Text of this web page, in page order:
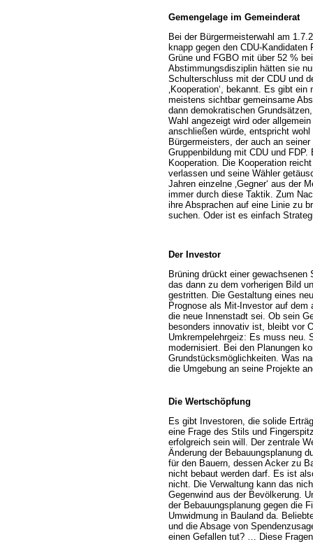
Gemengelage im Gemeinderat
Bei der Bürgermeisterwahl am
knapp gegen den CDU-
Grüne und FGBO mit über 52 %
Abstimmungsdisziplin hätten sie
Schulterschluss mit der CDU und
‚Kooperation‘, bekannt. Es gibt
meistens sichtbar gemeinsame
dann demokratischen
Wahl angezeigt wird oder
anschließen würde, entspricht
Bürgermeisters, der auch an
Gruppenbildung mit CDU und
Kooperation. Die Kooperation
verlassen und seine Wähler
Jahren einzelne ‚Gegner‘ aus der
immer durch diese Taktik. Zum
ihre Absprachen auf eine Linie zu
suchen. Oder ist es einfach
Der Investor
Brüning drückt einer
das dann zu dem vorherigen Bild
gestritten. Die Gestaltung eines
Prognose als Mit-Investor auf
die neue Innenstadt sei. Ob sein
besonders innovativ ist, bleibt vor
Umkrempelehrgeiz: Es muss neu.
modernisiert. Bei den Planungen
Grundstücksmöglichkeiten. Was
die Umgebung an seine Projekte
Die Wertschöpfung
Es gibt Investoren, die solide
eine Frage des Stils und
erfolgreich sein will. Der zentrale
Änderung der Bebauungsplanung
für den Bauern, dessen Acker zu
nicht bebaut werden darf. Es ist
nicht. Die Verwaltung kann das
Gegenwind aus der Bevölkerung.
der Bebauungsplanung gegen die
Umwidmung in Bauland da.
und die Absage von
einen Gefallen tut? … Diese